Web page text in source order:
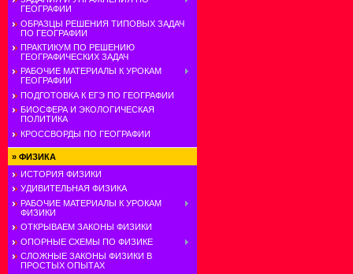
ГЕОГРАФИИ
ОБРАЗЦЫ РЕШЕНИЯ ТИПОВЫХ ЗАДАЧ
ПО ГЕОГРАФИИ
ПРАКТИКУМ ПО РЕШЕНИЮ
ГЕОГРАФИЧЕСКИХ ЗАДАЧ
РАБОЧИЕ МАТЕРИАЛЫ К УРОКАМ
ГЕОГРАФИИ
ПОДГОТОВКА К ЕГЭ ПО ГЕОГРАФИИ
БИОСФЕРА И ЭКОЛОГИЧЕСКАЯ
ПОЛИТИКА
КРОССВОРДЫ ПО ГЕОГРАФИИ
» ФИЗИКА
ИСТОРИЯ ФИЗИКИ
УДИВИТЕЛЬНАЯ ФИЗИКА
РАБОЧИЕ МАТЕРИАЛЫ К УРОКАМ
ФИЗИКИ
ОТКРЫВАЕМ ЗАКОНЫ ФИЗИКИ
ОПОРНЫЕ СХЕМЫ ПО ФИЗИКЕ
СЛОЖНЫЕ ЗАКОНЫ ФИЗИКИ В
ПРОСТЫХ ОПЫТАХ